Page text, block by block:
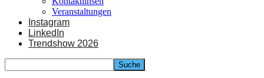
Veranstaltungen
Instagram
LinkedIn
Trendshow 2026